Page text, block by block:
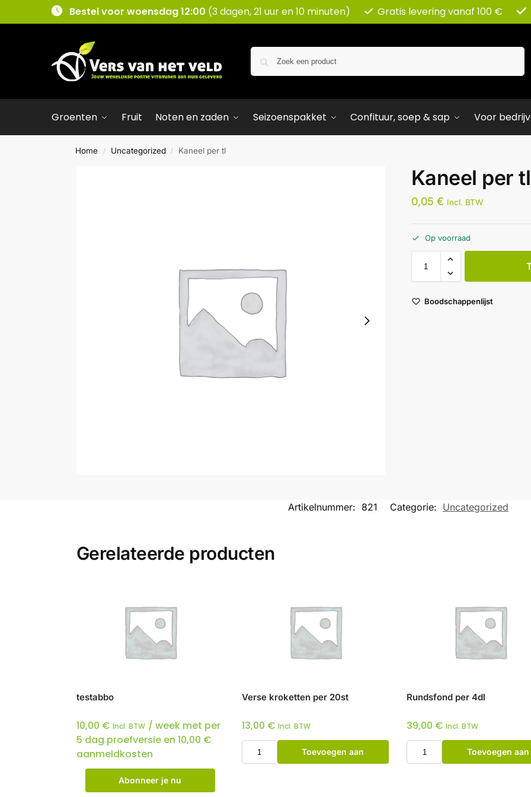
Bestel voor woensdag 12:00 (3 dagen, 21 uur en 10 minuten) Gratis levering vanaf 100 €
Groenten Fruit Noten en zaden Seizoenspakket Confituur, soep & sap Voor
Home / Uncategorized / Kaneel per tl
Kaneel per tl
0,05 € Incl. BTW
Op voorraad
Boodschappenlijst
Artikelnummer: 821 Categorie: Uncategorized
Gerelateerde producten
testabbo
10,00 € Incl. BTW / week met per
5 dag proefversie en 10,00 €
aanmeldkosten
Abonneer je nu
Verse kroketten per 20st
13,00 € Incl. BTW
Toevoegen aan
Rundsfond per 4dl
39,00 € Incl. BTW
Toevoegen aan